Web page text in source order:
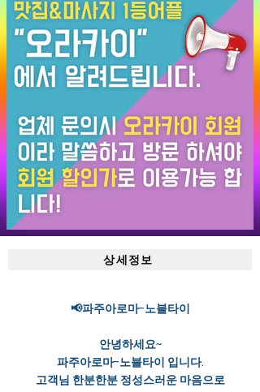
상세정보
📢파주아로마-노블타이
안녕하세요~
파주아로마-노블타이 입니다.
고객님 한분한분 정성스러운 마음으로